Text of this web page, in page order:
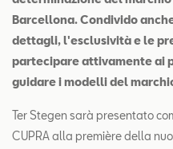
Barcellona. Condivido
dettagli, l'esclusività e le
partecipare attivamente ai
guidare i modelli del
Ter Stegen sarà presentato
CUPRA alla première della